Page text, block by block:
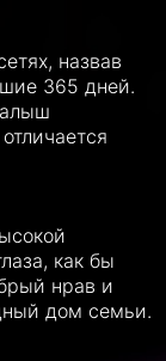
назвав
365 дней.
как бы
нрав и
дом семьи.